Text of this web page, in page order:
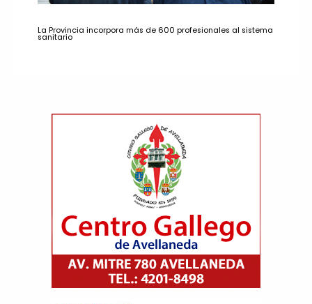
La Provincia incorpora más de 600 profesionales al sistema
sanitario